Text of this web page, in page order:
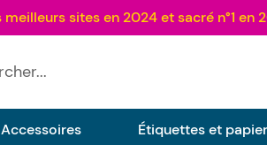
Accessoires Étiquettes et